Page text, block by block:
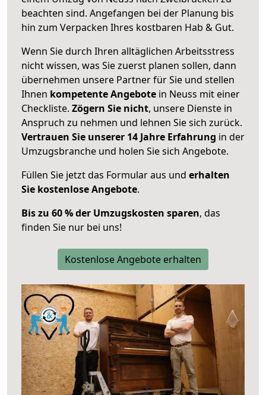
beachten sind. Angefangen bei der Planung bis
hin zum Verpacken Ihres kostbaren Hab & Gut.
Wenn Sie durch Ihren alltäglichen Arbeitsstress
nicht wissen, was Sie zuerst planen sollen, dann
übernehmen unsere Partner für Sie und stellen
Ihnen kompetente Angebote in Neuss mit einer
Checkliste. Zögern Sie nicht, unsere Dienste in
Anspruch zu nehmen und lehnen Sie sich zurück.
Vertrauen Sie unserer 14 Jahre Erfahrung in der
Umzugsbranche und holen Sie sich Angebote.
Füllen Sie jetzt das Formular aus und erhalten
Sie kostenlose Angebote.
Bis zu 60 % der Umzugskosten sparen, das
finden Sie nur bei uns!
Kostenlose Angebote erhalten